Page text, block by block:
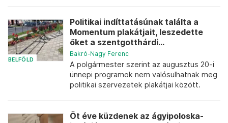
BELFÖLD
Politikai indíttatásúnak találta a
Momentum plakátjait, leszedette
őket a szentgotthárdi...
Bakró-Nagy Ferenc
A polgármester szerint az augusztus 20-i
ünnepi programok nem valósulhatnak meg
politikai szervezetek plakátjai között.
Öt éve küzdenek az ágyipoloska-